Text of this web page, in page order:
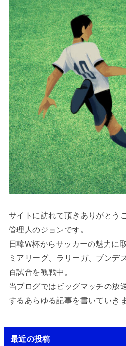
サイトに訪れて頂きありがとう
管理人のジョンです。
日韓W杯からサッカーの魅力に
ミアリーグ、ラリーガ、ブンデ
百試合を観戦中。
当ブログではビッグマッチの放
するあらゆる記事を書いていきま
最近の投稿